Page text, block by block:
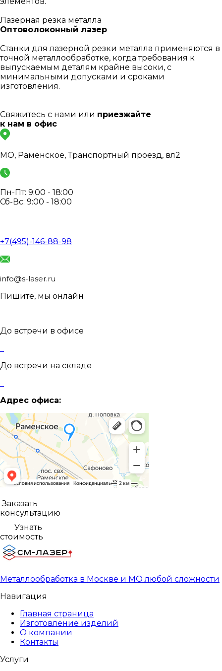
Лазерная резка металла
Оптоволоконный лазер
Станки для лазерной резки металла применяются в
точной металлообработке, когда требования к
выпускаемым деталям крайне высоки, с
минимальными допусками и сроками
изготовления.
Свяжитесь с нами или приезжайте
к нам в офис
МО, Раменское, Транспортный проезд, вл2
Пн-Пт: 9:00 - 18:00
Сб-Вс: 9:00 - 18:00
+7(495)-146-88-98
info@s-laser.ru
Пишите, мы онлайн
До встречи в офисе
До встречи на складе
Адрес офиса:
Заказать
консультацию
Узнать
стоимость
Металлообработка в Москве и МО любой сложности
Навигация
Главная страница
Изготовление изделий
О компании
Контакты
Услуги